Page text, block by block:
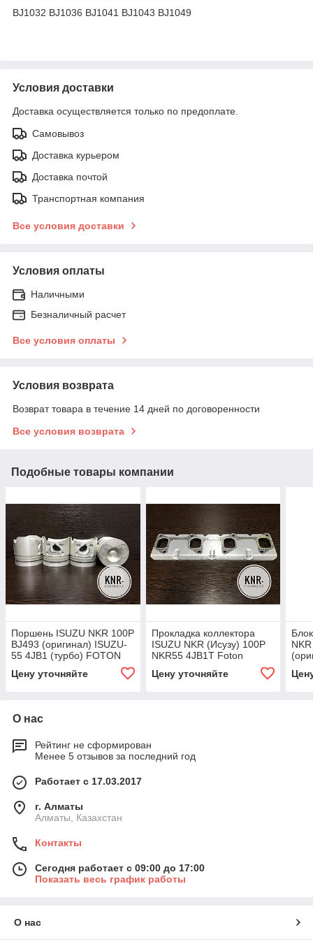
BJ1032 BJ1036 BJ1041 BJ1043 BJ1049
Условия доставки
Доставка осуществляется только по предоплате.
Самовывоз
Доставка курьером
Доставка почтой
Транспортная компания
Все условия доставки
Условия оплаты
Наличными
Безналичный расчет
Все условия оплаты
Условия возврата
Возврат товара в течение 14 дней по договоренности
Все условия возврата
Подобные товары компании
Поршень ISUZU NKR 100P
BJ493 (оригинал) ISUZU-
55 4JB1 (турбо) FOTON
BJ1039 JAC HFC4DA1-2B
Цену уточняйте
Прокладка коллектора
ISUZU NKR (Исузу) 100P
NKR55 4JB1T Foton
Цену уточняйте
О нас
Рейтинг не сформирован
Менее 5 отзывов за последний год
Работает с 17.03.2017
г. Алматы
Алматы, Казахстан
Контакты
Сегодня работает с 09:00 до 17:00
Показать весь график работы
О нас